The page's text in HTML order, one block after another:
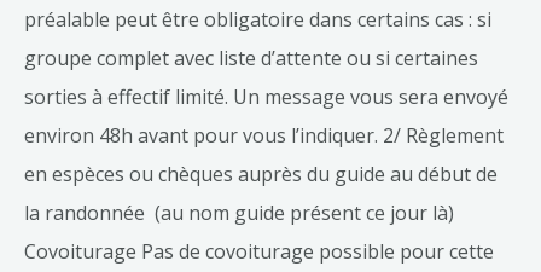
préalable peut être obligatoire dans certains cas : si
groupe complet avec liste d’attente ou si certaines
sorties à effectif limité. Un message vous sera envoyé
environ 48h avant pour vous l’indiquer. 2/ Règlement
en espèces ou chèques auprès du guide au début de
la randonnée (au nom guide présent ce jour là)
Covoiturage Pas de covoiturage possible pour cette